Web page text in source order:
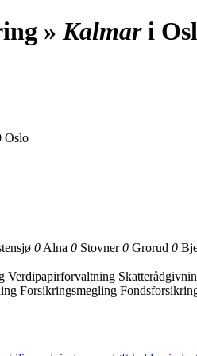
»Kalmari
Oslo
0 Alna 0 Stovner0 Grorud 0
Verdipapirforvaltning
Forsikringsmegling